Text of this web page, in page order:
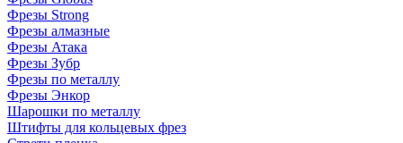
Фрезы Strong
Фрезы алмазные
Фрезы Атака
Фрезы Зубр
Фрезы по металлу
Фрезы Энкор
Шарошки по металлу
Штифты для кольцевых фрез